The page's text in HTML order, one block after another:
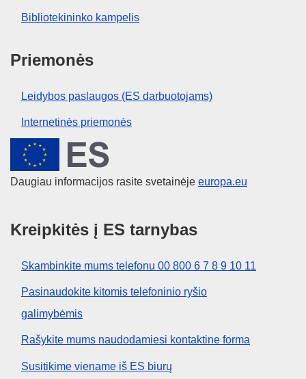
Bibliotekininko kampelis
Priemonės
Leidybos paslaugos (ES darbuotojams)
Internetinės priemonės
Europos Sąjunga
Daugiau informacijos rasite svetainėje europa.eu
Kreipkitės į ES tarnybas
Skambinkite mums telefonu 00 800 6 7 8 9 10 11
Pasinaudokite kitomis telefoninio ryšio
galimybėmis
Rašykite mums naudodamiesi kontaktine forma
Susitikime viename iš ES biurų